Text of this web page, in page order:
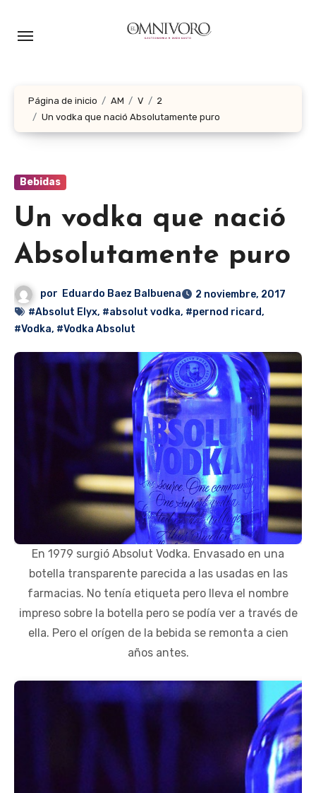
Página de inicio AM V
2
Un vodka que nació Absolutamente puro
Bebidas
Un vodka que nació
Absolutamente puro
por Eduardo Baez Balbuena
2 noviembre, 2017
#Absolut Elyx, #absolut vodka, #pernod ricard,
#Vodka, #Vodka Absolut
En 1979 surgió Absolut Vodka. Envasado en una
botella transparente parecida a las usadas en las
farmacias. No tenía etiqueta pero lleva el nombre
impreso sobre la botella pero se podía ver a través de
ella. Pero el orígen de la bebida se remonta a cien
años antes.